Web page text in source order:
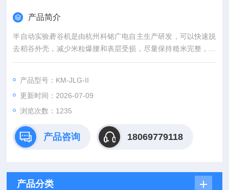
产品简介
半自动实验砻谷机是由杭州科铭广电自主生产研发，可以快速脱
去稻谷外壳，减少米粒爆腰和表层受损，尽量保持糙米完整，是
检验稻谷出糙率的设备,也是稻谷脱壳设备，是稻谷质量检测工作
产品型号：KM-JLG-II
更新时间：2026-07-09
浏览次数：1235
产品咨询 18069779118
产品分类